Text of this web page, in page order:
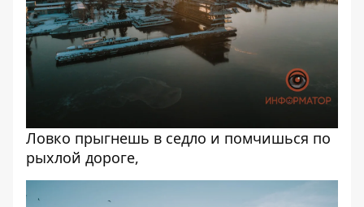
Ловко прыгнешь в седло и помчишься по
рыхлой дороге,